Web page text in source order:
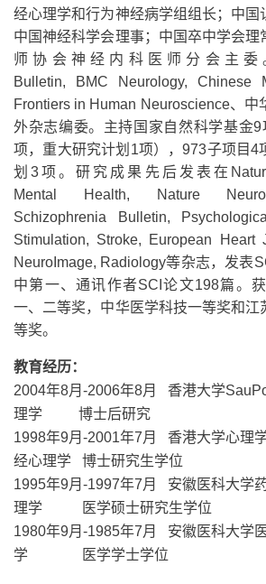
经心理学和行为神经病学组组长；中国
中国神经科学会理事；中国卒中学会理
师协会神经内科医师分会主委
Bulletin, BMC Neurology, Chinese
Frontiers in Human Neuroscience、中
外杂志编委。主持国家自然科学基金
项，重大研究计划1项），973子项目4
划3项。研究成果先后发表在
Mental Health, Nature
Schizophrenia Bulletin,
Stimulation, Stroke, European Heart
NeuroImage, Radiology等杂志，发表
中第一、通讯作者SCI论文198篇。
一、二等奖，中华医学科技一等奖和江
等奖。
教育经历：
2004年8月-2006年8月 香港大学
理学 博士后研究
1998年9月-2001年7月 香港大学
经心理学 博士研究生学位
1995年9月-1997年7月 安徽医科大
理学 医学硕士研究生学位
1980年9月-1985年7月 安徽医科大
学 医学学士学位